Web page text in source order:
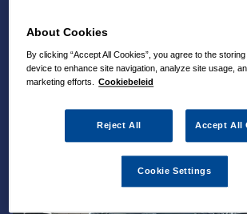
eventuele reparaties en ander
About Cookies
By clicking “Accept All Cookies”, you agree to the
device to enhance site navigation, analyze site usage,
marketing efforts.
Cookiebeleid
Reject All Accept All
Cookie Settings